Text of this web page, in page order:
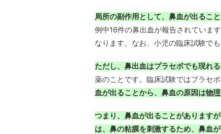
局所の副作用として、鼻血が出るこ
例中16件の鼻出血が報告されていま
なります。なお、小児の臨床試験で
ただし、鼻出血はプラセボでも現れ
薬のことです。臨床試験ではプラセ
血が出ることから、鼻血の原因は物
つまり、鼻血が出ることがあります
は、鼻の粘膜を刺激するため、鼻血